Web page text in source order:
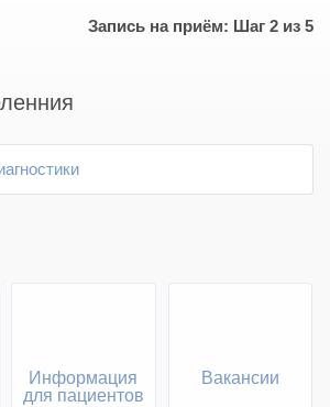
Запись на приём: Шаг 2 из 5
Информация
для пациентов
Вакансии